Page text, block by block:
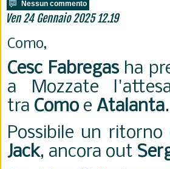
Nessun commento
Ven 24 Gennaio 2025 12.19
Como,
Cesc Fabregasha
a Mozzate
tra Como e Atalanta.
Possibile un ritorno
Jack, ancora out